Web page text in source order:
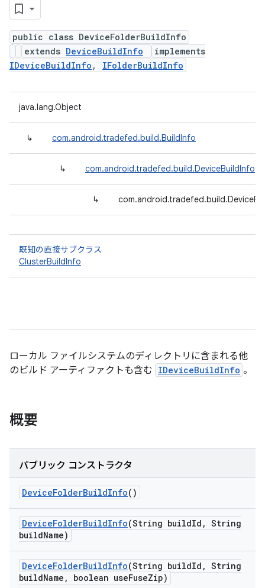
public class DeviceFolderBuildInfo
extends DeviceBuildInfo
implements
IDeviceBuildInfo , IFolderBuildInfo
java.lang.Object
↳ com.android.tradefed.build.BuildInfo
↳ com.android.tradefed.build.DeviceBuildInfo
↳
既知の直接サブクラス
ClusterBuildInfo
ローカル ファイルシステムのディレクトリに含まれる他
のビルド アーティファクトも含む IDeviceBuildInfo 。
概要
パブリック コンストラクタ
DeviceFolderBuildInfo()
DeviceFolderBuildInfo(String buildId , String
buildName)
DeviceFolderBuildInfo(String buildId , String
buildName , boolean useFuseZip)